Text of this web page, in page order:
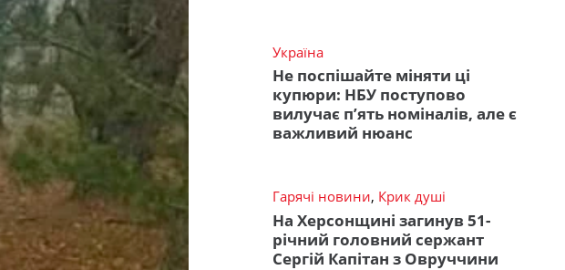
Україна
Не поспішайте міняти ці
купюри: НБУ поступово
вилучає п’ять номіналів, але є
важливий нюанс
Гарячі новини, Крик душі
На Херсонщині загинув 51-
річний головний сержант
Сергій Капітан з Овруччини